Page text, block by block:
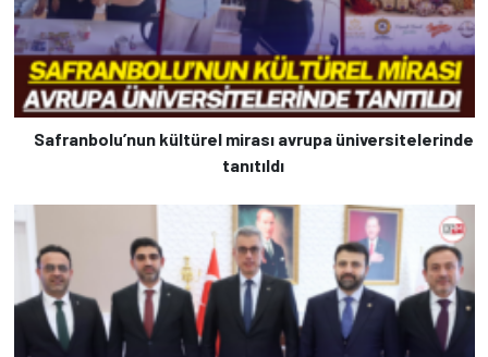
Safranbolu’nun kültürel mirası avrupa üniversitelerinde
tanıtıldı